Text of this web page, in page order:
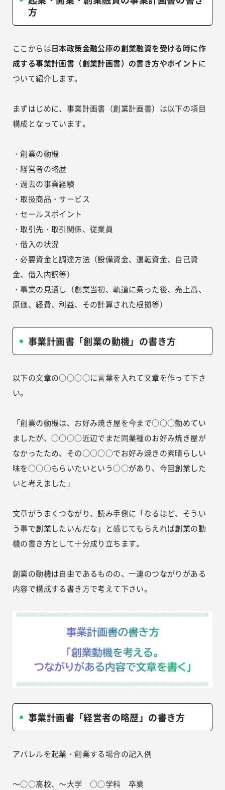
方
ここからは日本政策金融公庫の創業融資を受ける時に作
成する事業計画書（創業計画書）の書き方やポイント に
ついて紹介します。
まずはじめに、事業計画書（創業計画書）は以下の項目
構成となっています。
・創業の動機
・経営者の略歴
・過去の事業経験
・取扱商品・サービス
・セールスポイント
・取引先・取引関係、従業員
・借入の状況
・必要資金と調達方法（設備資金、運転資金、自己資
金、借入内訳等）
・事業の見通し（創業当初、軌道に乗った後、売上高、
原価、経費、利益、その計算された根拠等）
事業計画書「創業の動機」の書き方
以下の文章の○○○○に言葉を入れて文章を作って下さ
い。
「創業の動機は、お好み焼き屋を今まで○○○勤めてい
ましたが、○○○○近辺でまだ同業種のお好み焼き屋が
なかったため、その○○○○でお好み焼きの素晴らしい
味を○○○もらいたいという○○があり、今回創業した
いと考えました」
文章がうまくつながり、読み手側に「なるほど、そうい
う事で創業したいんだな」と感じてもらえれば創業の動
機の書き方として十分成り立ちます。
創業の動機は自由であるものの、一連のつながりがある
内容で構成する書き方で考えて下さい。
事業計画書「経営者の略歴」の書き方
アパレルを起業・創業する場合の記入例
～○○高校、～大学 ○○学科 卒業